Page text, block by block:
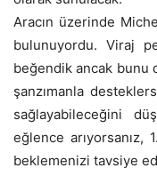
Aracın üzerinde
bulunuyordu. Viraj
beğendik ancak bunu
şanzımanla
sağlayabileceğini
eğlence arıyorsanız,
beklemenizi tavsiye